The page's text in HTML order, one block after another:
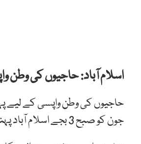
اسلام آباد: حاجیوں کی وطن
جون کو صبح 3 بجے اسلام آباد پہنچے گی۔